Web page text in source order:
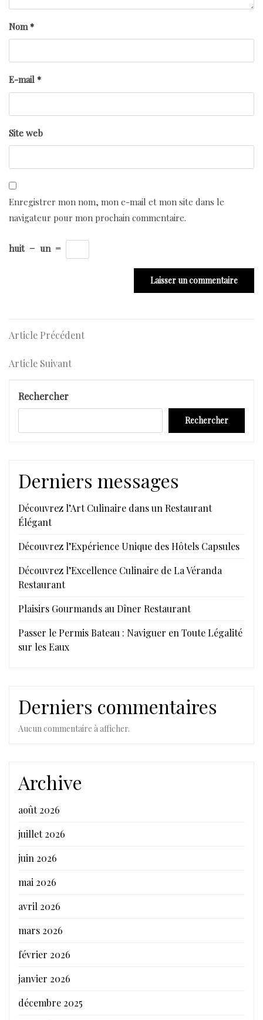
Nom *
E-mail *
Site web
Enregistrer mon nom, mon e-mail et mon site dans le
navigateur pour mon prochain commentaire.
huit − un =
Navigation
de
Article
Article Précédent
Article
Article Suivant
Rechercher
Rechercher
Derniers messages
Découvrez l’Art Culinaire dans un Restaurant
Élégant
Découvrez l’Expérience Unique des Hôtels Capsules
Découvrez l’Excellence Culinaire de La Véranda
Restaurant
Plaisirs Gourmands au Dîner Restaurant
Passer le Permis Bateau : Naviguer en Toute Légalité
sur les Eaux
Derniers commentaires
Aucun commentaire à afficher.
Archive
août 2026
juillet 2026
juin 2026
mai 2026
avril 2026
mars 2026
février 2026
janvier 2026
décembre 2025